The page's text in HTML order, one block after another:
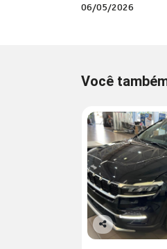
06/05/2026
Você
Co